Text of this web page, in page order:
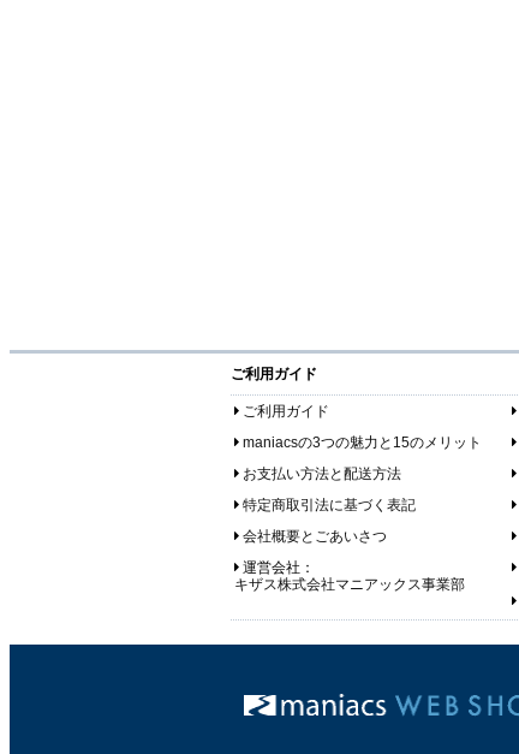
ご利用ガイド
ご利用ガイド
maniacsの3つの魅力と15のメリット
お支払い方法と配送方法
特定商取引法に基づく表記
会社概要とごあいさつ
運営会社：
キザス株式会社マニアックス事業部